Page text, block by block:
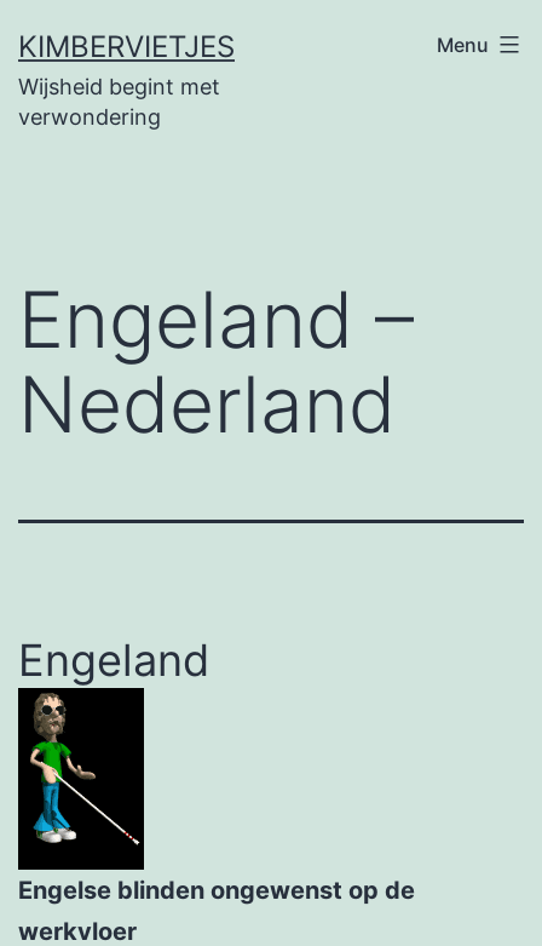
naar
de
KIMBERVIETJES
Wijsheid begint met
verwondering
Menu
Engeland –
Nederland
Engeland
Engelse blinden ongewenst op de
werkvloer